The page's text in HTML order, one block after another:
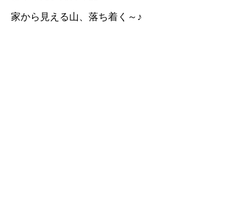
家から見える山、落ち着く～♪